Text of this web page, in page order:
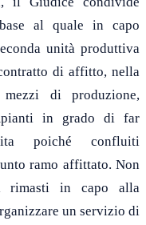
al quale in capo
unità produttiva
di affitto, nella
mezzi di produzione,
in grado di far
poiché confluiti
ramo affittato. Non
rimasti in capo alla
un servizio di